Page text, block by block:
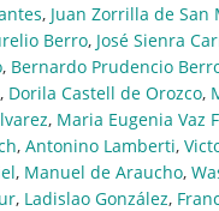
, Juan Zorrilla de San
Berro, José Sienra
, Bernardo Prudencio
, Dorila Castell de Orozco,
, Maria Eugenia Vaz
, Antonino Lamberti,
, Manuel de Araucho,
, Ladislao González,